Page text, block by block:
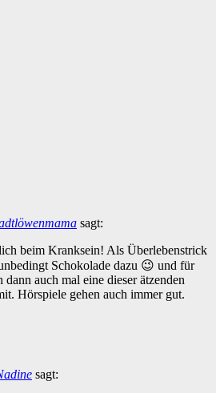
sagt:
beim Kranksein! Als Überlebenstrick
Schokolade dazu 😉 und für
auch mal eine dieser ätzenden
Hörspiele gehen auch immer gut.
sagt: